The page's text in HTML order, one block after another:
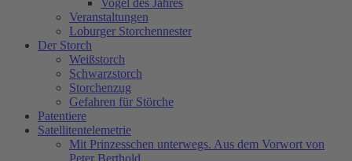
Vogel des Jahres
Veranstaltungen
Loburger Storchennester
Der Storch
Weißstorch
Schwarzstorch
Storchenzug
Gefahren für Störche
Patentiere
Satellitentelemetrie
Mit Prinzesschen unterwegs. Aus dem Vorwort von
Peter Berthold